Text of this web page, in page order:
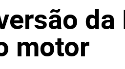
da
motor